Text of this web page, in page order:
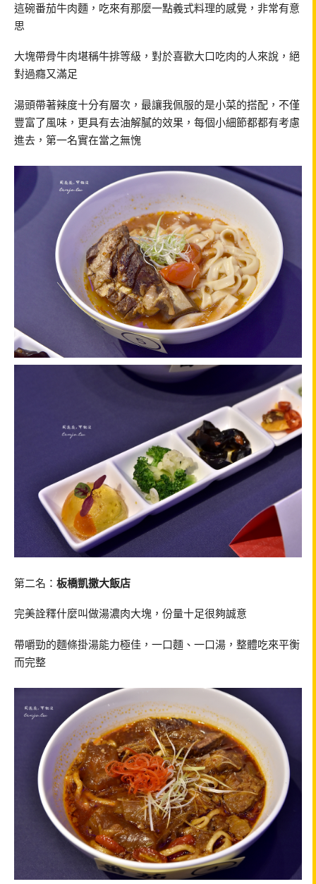
這碗番茄牛肉麵，吃來有那麼一點義式料理的感覺，非常有意
思
大塊帶骨牛肉堪稱牛排等級，對於喜歡大口吃肉的人來說，絕
對過癮又滿足
湯頭帶著辣度十分有層次，最讓我佩服的是小菜的搭配，不僅
豐富了風味，更具有去油解膩的效果，每個小細節都都有考慮
進去，第一名實在當之無愧
第二名： 板橋凱撒大飯店
完美詮釋什麼叫做湯濃肉大塊，份量十足很夠誠意
帶嚼勁的麵條掛湯能力極佳，一口麵、一口湯，整體吃來平衡
而完整